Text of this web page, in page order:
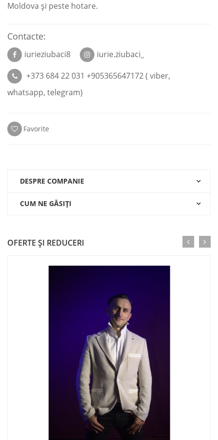
Moldova şi peste hotare.
Contacte:
iurieziubaci8
iurie.ziubaci_
+373 684 22 031 +905365647172 ( viber,
whatsapp, telegram)
Favorite
DESPRE COMPANIE
CUM NE GĂSIŢI
OFERTE ŞI REDUCERI